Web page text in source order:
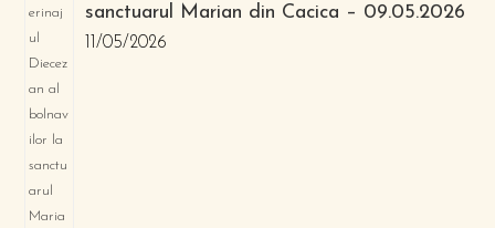
sanctuarul Marian din Cacica – 09.05.2026
11/05/2026